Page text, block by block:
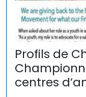
Profils de
centres